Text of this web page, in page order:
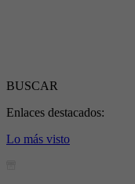
BUSCAR
Enlaces destacados:
Lo más visto